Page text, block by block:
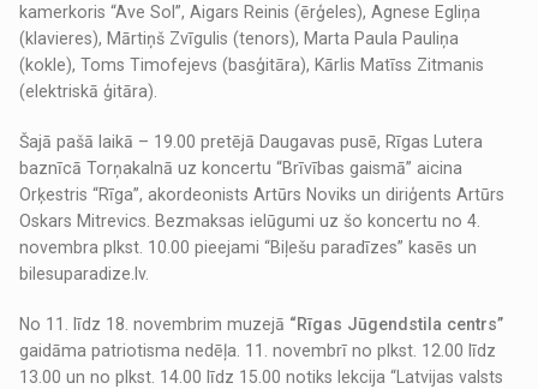
kamerkoris “Ave Sol”, Aigars Reinis (ērģeles), Agnese Egliņa
(klavieres), Mārtiņš Zvīgulis (tenors), Marta Paula Pauliņa
(kokle), Toms Timofejevs (basģitāra), Kārlis Matīss Zitmanis
(elektriskā ģitāra).
Šajā pašā laikā – 19.00 pretējā Daugavas pusē, Rīgas Lutera
baznīcā Torņakalnā uz koncertu “Brīvības gaismā” aicina
Orķestris “Rīga”, akordeonists Artūrs Noviks un diriģents Artūrs
Oskars Mitrevics. Bezmaksas ielūgumi uz šo koncertu no 4.
novembra plkst. 10.00 pieejami “Biļešu paradīzes” kasēs un
bilesuparadize.lv.
No 11. līdz 18. novembrim muzejā “Rīgas Jūgendstila centrs”
gaidāma patriotisma nedēļa. 11. novembrī no plkst. 12.00 līdz
13.00 un no plkst. 14.00 līdz 15.00 notiks lekcija “Latvijas valsts